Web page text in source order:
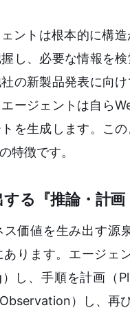
ントは根本的に構
し、必要な情報を
の新製品発表に向
ージェントは自ら
を生成します。こ
特徴です。
る『推論・計
価値を生み出す
ります。エージェ
し、手順を計画（
）し、再